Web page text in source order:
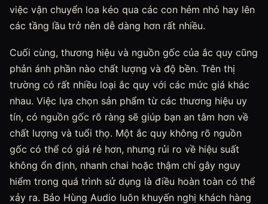
việc vận chuyển loa kéo qua các con hẻm nhỏ hay lên
các tầng lầu trở nên dễ dàng hơn rất nhiều.
Cuối cùng, thương hiệu và nguồn gốc của ắc quy cũng
phản ánh phần nào chất lượng và độ bền. Trên thị
trường có rất nhiều loại ắc quy với các mức giá khác
nhau. Việc lựa chọn sản phẩm từ các thương hiệu uy
tín, có nguồn gốc rõ ràng sẽ giúp bạn an tâm hơn về
chất lượng và tuổi thọ. Một ắc quy không rõ nguồn
gốc có thể có giá rẻ hơn, nhưng rủi ro về hiệu suất
không ổn định, nhanh chai hoặc thậm chí gây nguy
hiểm trong quá trình sử dụng là điều hoàn toàn có thể
xảy ra. Bảo Hùng Audio luôn khuyến nghị khách hàng